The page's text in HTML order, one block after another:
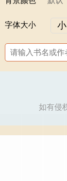
字体大小 小
如有侵